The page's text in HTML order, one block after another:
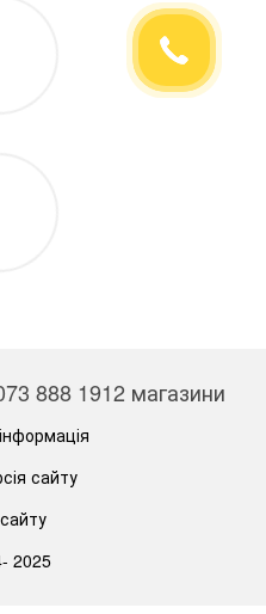
888 1912 магазини
сайту
2025